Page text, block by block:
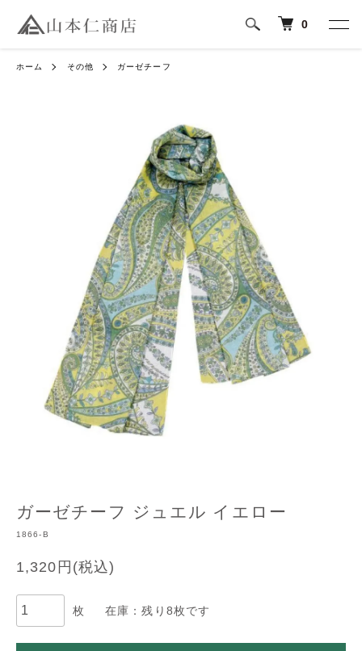
0
ホーム その他 ガーゼチーフ
ガーゼチーフ ジュエル イエロー
1866-B
1,320円(税込)
枚 在庫：残り8枚です